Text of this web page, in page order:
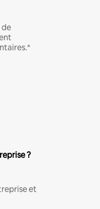
de
?
et